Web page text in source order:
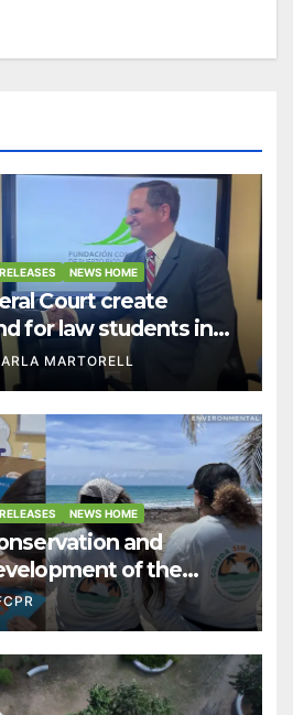
NEWS HOME
Court create
for law students in
MARTORELL
NEWS HOME
and
of the
Forest supports
a green